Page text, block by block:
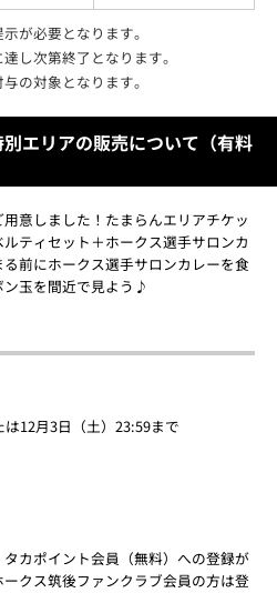
が必要となります。
し次第終了となります。
の対象となります。
エリアの販売について（有料
意しました！たまらんエリアチケッ
ティセット＋ホークス選手サロンカ
前にホークス選手サロンカレーを食
玉を間近で見よう♪
12月3日（土）23:59まで
カポイント会員（無料）への登録が
クス筑後ファンクラブ会員の方は登